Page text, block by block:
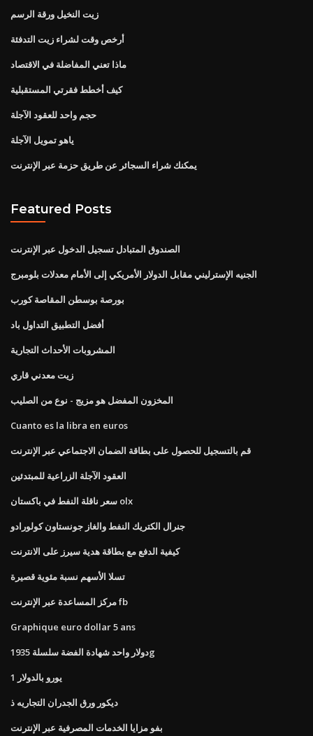
زيت النخيل ورقة الرسم
أرخص وقت لشراء زيت التدفئة
ماذا تعني المفاضلة في الاقتصاد
كيف أخطط فقرتي المستقبلية
حجم واحد للعقود الآجلة
ياهو تمويل الآجلة
يمكنك شراء السجائر عن طريق حزمة عبر الإنترنت
Featured Posts
الصندوق المتبادل تسجيل الدخول عبر الإنترنت
الجنيه الإسترليني مقابل الدولار الأمريكي إلى الأمام معدلات بلومبرج
بورصة بوسطن المقاصة كورب
أفضل التطبيق التداول باد
المشروبات الأحداث التجارية
زيت معدني قاري
المخزون المفضل هو مزيج - نوع من الصليب
Cuanto es la libra en euros
قم بالتسجيل للحصول على بطاقة الضمان الاجتماعي عبر الإنترنت
العقود الآجلة الزراعية للمبتدئين
سعر ناقلة النفط في باكستان olx
جنرال الكتريك النفط والغاز جونستاون كولورادو
كيفية الدفع مع بطاقة هدية سيرز على الانترنت
تسلا الأسهم نسبة مئوية قصيرة
مركز المساعدة عبر الإنترنت fb
Graphique euro dollar 5 ans
دولار واحد شهادة الفضة سلسلة 1935g
1 يورو بالدولار
ديكور ورق الجدران التجاريه ذ
بفو مزايا الخدمات المصرفية عبر الإنترنت